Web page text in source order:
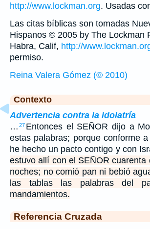
http://www.lockman.org. Usadas
Las citas bíblicas son tomadas
Hispanos © 2005 by The Lockman
Habra, Calif, http://
permiso.
Reina Valera Gómez (© 2010)
Contexto
Advertencia contra la idolatría
… 27 Entonces el SEÑOR dijo a
estas palabras; porque conforme
he hecho un pacto contigo y con
estuvo allí con el SEÑOR cuarenta
noches; no comió pan ni bebió
las tablas las palabras del
mandamientos.
Referencia Cruzada